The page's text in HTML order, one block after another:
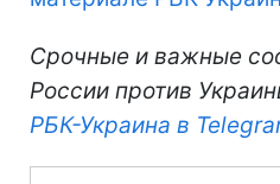
Срочные и важные
России против
РБК-Украина в